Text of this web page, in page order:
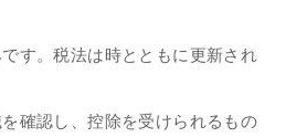
す。税法は時とともに更新され
確認し、控除を受けられるもの